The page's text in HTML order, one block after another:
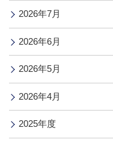
2026年7月
2026年6月
2026年5月
2026年4月
2025年度